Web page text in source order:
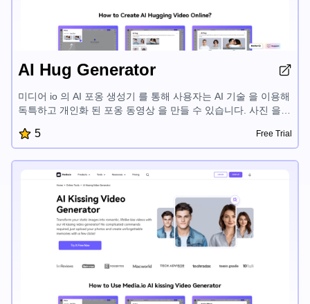
AI Hug Generator
미디어 io 의 AI 포옹 생성기 를 통해 사용자는 AI 기술 을 이용해
독특하고 개인화 된 포옹 동영상 을 만들 수 있습니다. 사진 을
릭터 또는 유명인 과 함께 진심 어린 감정 을 공유 할 수 있습니
다. 개인적 또는 전문적 용도 로 맞춤형 고품질 AI 포옹 동영상
을 생성하여 관계, 중요한 순간, 소중한 추억 을 기념 할 수 있습
5 Free Trial